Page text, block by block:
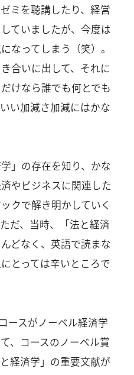
ミを聴講したり、経営
ていましたが、今度は
なってしまう（笑）。
合いに出して、それに
けなら誰でも何とでも
い加減さ加減にはかな
」の存在を知り、かな
やビジネスに関連した
クで解き明かしていく
だ、当時、「法と経済
どなく、英語で読まな
とっては辛いところで
ースがノーベル経済学
、コースのノーベル賞
経済学」の重要文献が